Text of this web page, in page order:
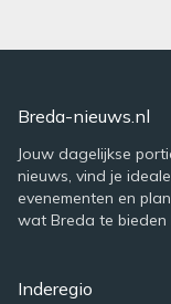
Breda-nieuws.nl
Jouw dagelijkse
nieuws, vind je
evenementen en
wat Breda te bieden
Inderegio